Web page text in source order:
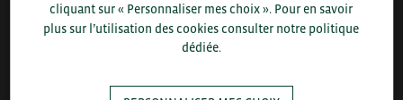
QUI-SOMMES NOUS ?
Bretagne Commerce International est une association de plus
de Bretagne et la CCI Bretagne s’appuient pour développer
cliquant sur « Personnaliser mes choix ». Pour en savoir
plus sur l’utilisation des cookies consulter notre politique
dédiée.